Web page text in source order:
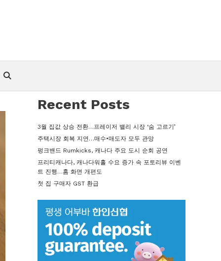
Recent Posts
3월 집값 상승 전환…프레이저 밸리 시장 ‘숨 고르기’
주택시장 회복 지연…매수•매도자 모두 관망
펑크밴드 Rumkicks, 캐나다 주요 도시 순회 공연
프리티캐나다, 캐나다워홀 수요 증가 속 포토리뷰 이벤
트 진행…홈 화면 개편도
첫 집 구매자 GST 환급